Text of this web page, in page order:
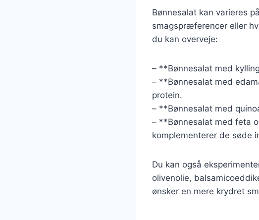
Bønnesalat kan varieres
smagspræferencer eller
du kan overveje:
– **Bønnesalat med
– **Bønnesalat med
protein.
– **Bønnesalat med
– **Bønnesalat med feta
komplementerer de søde
Du kan også
olivenolie,
ønsker en mere krydret